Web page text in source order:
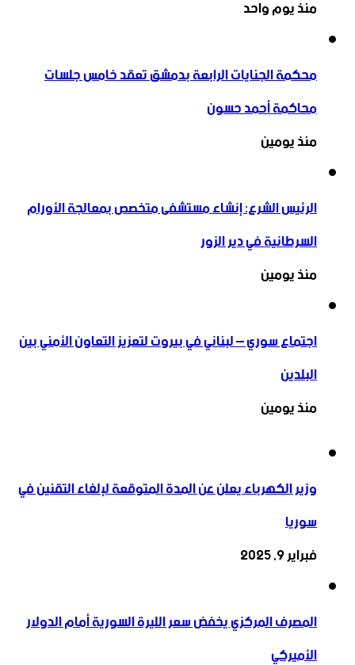
منذ يوم واحد
محكمة الجنايات الرابعة بدمشق تعقد خامس جلسات
محاكمة أحمد حسون
منذ يومين
الرئيس الشرع: إنشاء ‌‏مستشفى متخصص بمعالجة الأورام
السرطانية في دير الزور
منذ يومين
اجتماع سوري – لبناني في بيروت لتعزيز التعاون ‏الأمني ‏بين
البلدين
منذ يومين
وزير الكهرباء يعلن عن المدة المتوقعة لإلغاء التقنين في
سوريا
فبراير 9, 2025
المصرف المركزي يخفض سعر الليرة السورية أمام الدولار
الأميركي